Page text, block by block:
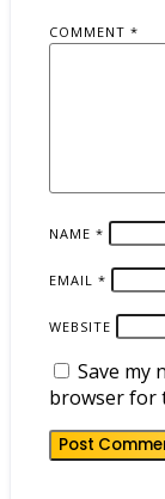
COMMENT *
NAME *
EMAIL *
WEBSITE
Save my
browser for